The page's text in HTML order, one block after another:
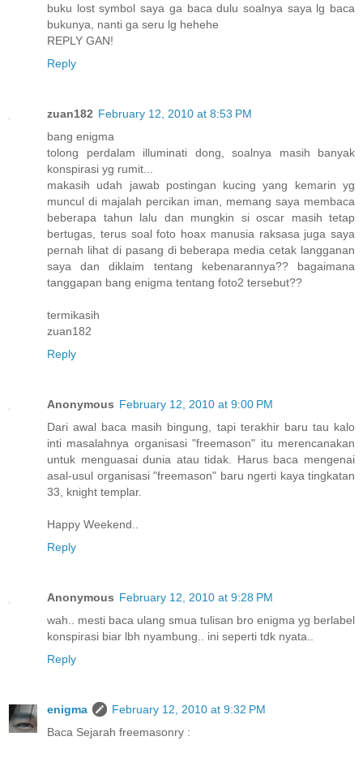
buku lost symbol saya ga baca dulu soalnya saya lg baca
bukunya, nanti ga seru lg hehehe
REPLY GAN!
Reply
zuan182 February 12, 2010 at 8:53 PM
bang enigma
tolong perdalam illuminati dong, soalnya masih banyak
konspirasi yg rumit...
makasih udah jawab postingan kucing yang kemarin yg
muncul di majalah percikan iman, memang saya membaca
beberapa tahun lalu dan mungkin si oscar masih tetap
bertugas, terus soal foto hoax manusia raksasa juga saya
pernah lihat di pasang di beberapa media cetak langganan
saya dan diklaim tentang kebenarannya?? bagaimana
tanggapan bang enigma tentang foto2 tersebut??
termikasih
zuan182
Reply
Anonymous February 12, 2010 at 9:00 PM
Dari awal baca masih bingung, tapi terakhir baru tau kalo
inti masalahnya organisasi "freemason" itu merencanakan
untuk menguasai dunia atau tidak. Harus baca mengenai
asal-usul organisasi "freemason" baru ngerti kaya tingkatan
33, knight templar.
Happy Weekend..
Reply
Anonymous February 12, 2010 at 9:28 PM
wah.. mesti baca ulang smua tulisan bro enigma yg berlabel
konspirasi biar lbh nyambung.. ini seperti tdk nyata..
Reply
enigma
February 12, 2010 at 9:32 PM
Baca Sejarah freemasonry :